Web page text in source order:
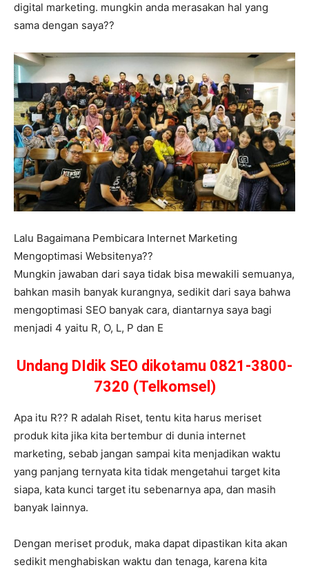
digital marketing. mungkin anda merasakan hal yang
sama dengan saya??
Lalu Bagaimana Pembicara Internet Marketing
Mengoptimasi Websitenya??
Mungkin jawaban dari saya tidak bisa mewakili semuanya,
bahkan masih banyak kurangnya, sedikit dari saya bahwa
mengoptimasi SEO banyak cara, diantarnya saya bagi
menjadi 4 yaitu R, O, L, P dan E
Undang DIdik SEO dikotamu 0821-3800-
7320 (Telkomsel)
Apa itu R?? R adalah Riset, tentu kita harus meriset
produk kita jika kita bertembur di dunia internet
marketing, sebab jangan sampai kita menjadikan waktu
yang panjang ternyata kita tidak mengetahui target kita
siapa, kata kunci target itu sebenarnya apa, dan masih
banyak lainnya.
Dengan meriset produk, maka dapat dipastikan kita akan
sedikit menghabiskan waktu dan tenaga, karena kita